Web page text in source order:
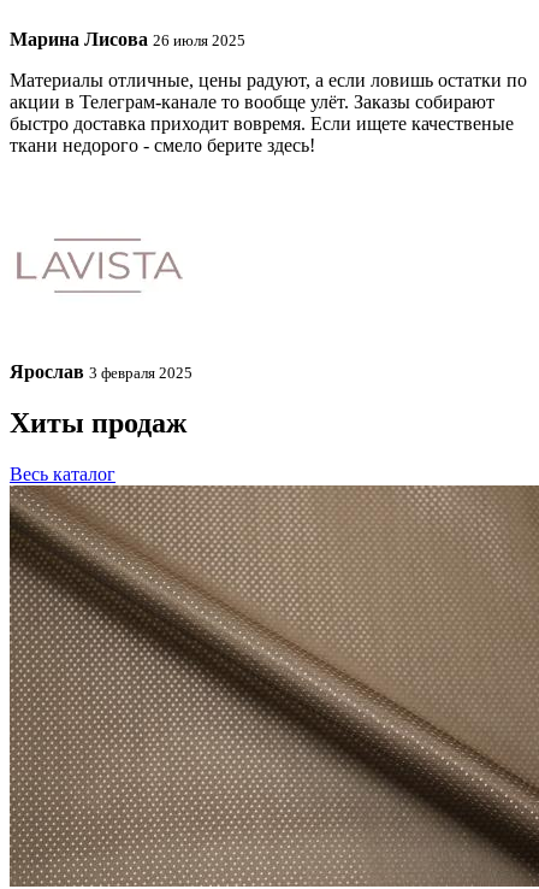
Марина Лисова 26 июля 2025
Материалы отличные, цены радуют, а если ловишь остатки по
акции в Телеграм-канале то вообще улёт. Заказы собирают
быстро доставка приходит вовремя. Если ищете качественые
ткани недорого - смело берите здесь!
Ярослав 3 февраля 2025
Хиты продаж
Весь каталог